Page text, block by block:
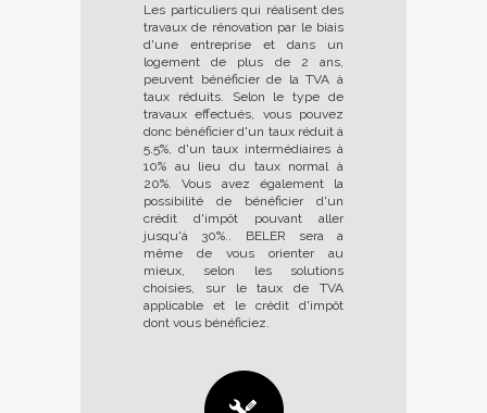
Les particuliers qui réalisent des
travaux de rénovation par le biais
d'une entreprise et dans un
logement de plus de 2 ans,
peuvent bénéficier de la TVA à
taux réduits. Selon le type de
travaux effectués, vous pouvez
donc bénéficier d'un taux réduit à
5.5%, d'un taux intermédiaires à
10% au lieu du taux normal à
20%. Vous avez également la
possibilité de bénéficier d'un
crédit d'impôt pouvant aller
jusqu'à 30%.. BELER sera a
même de vous orienter au
mieux, selon les solutions
choisies, sur le taux de TVA
applicable et le crédit d'impôt
dont vous bénéficiez.